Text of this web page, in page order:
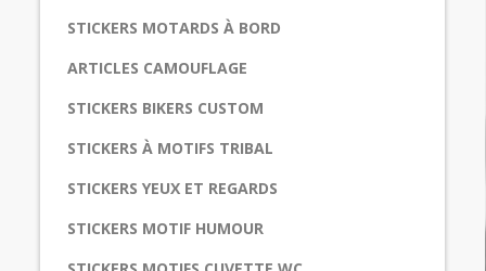
STICKERS MOTARDS À BORD
ARTICLES CAMOUFLAGE
STICKERS BIKERS CUSTOM
STICKERS À MOTIFS TRIBAL
STICKERS YEUX ET REGARDS
STICKERS MOTIF HUMOUR